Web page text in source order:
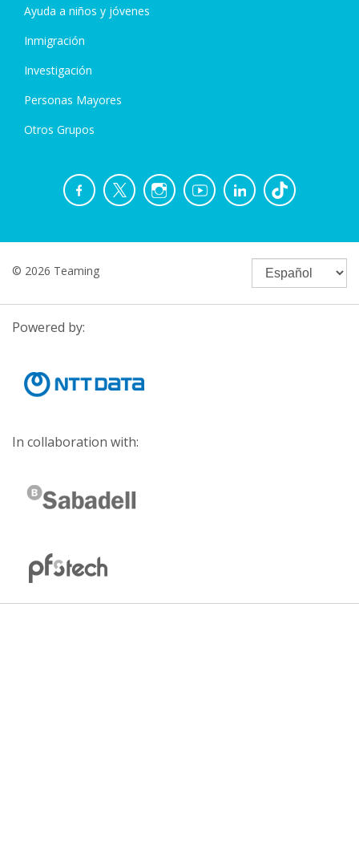
Ayuda a niños y jóvenes
Inmigración
Investigación
Personas Mayores
Otros Grupos
© 2026 Teaming
Powered by:
In collaboration with: